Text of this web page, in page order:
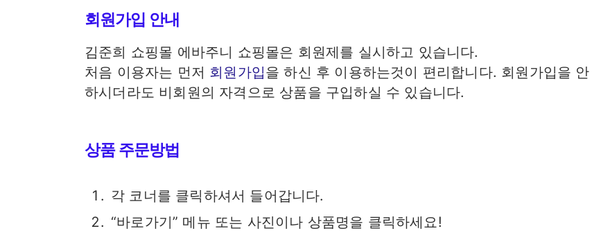
회원가입 안내
김준희 쇼핑몰 에바주니 쇼핑몰은 회원제를 실시하고 있습니다.
처음 이용자는 먼저 회원가입을 하신 후 이용하는것이 편리합니다. 회원가입을 안
하시더라도 비회원의 자격으로 상품을 구입하실 수 있습니다.
상품 주문방법
각 코너를 클릭하셔서 들어갑니다.
“바로가기” 메뉴 또는 사진이나 상품명을 클릭하세요!